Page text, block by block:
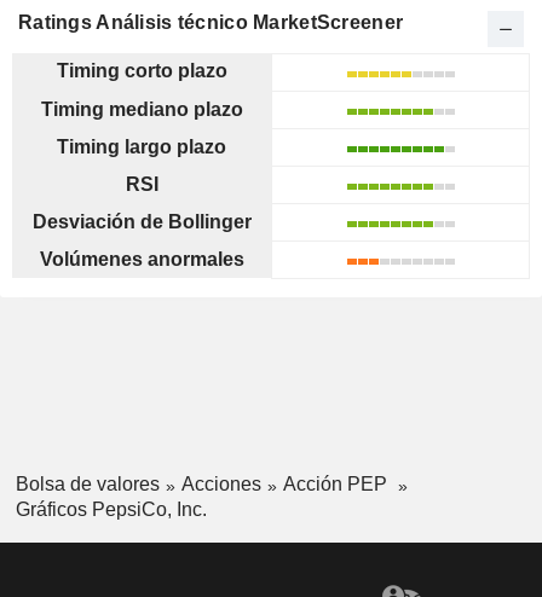
Ratings Análisis técnico MarketScreener
Timing corto plazo
Timing mediano plazo
Timing largo plazo
RSI
Desviación de Bollinger
Volúmenes anormales
Bolsa de valores Acciones
Acción PEP
Gráficos PepsiCo, Inc.